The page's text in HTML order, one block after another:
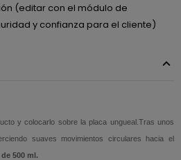
(editar con el módulo de
y confianza para el cliente)
y colocarlo sobre la placa ungueal.Tras unos
suaves movimientos circulares hacia el
500 ml.